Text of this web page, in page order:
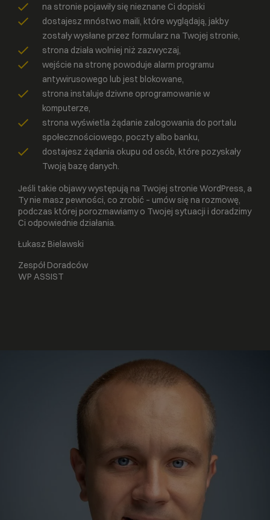
na stronie pojawiły się nieznane Ci dopiski
dostajesz mnóstwo maili, które wyglądają, jakby
zostały wysłane przez formularz na Twojej stronie,
strona działa wolniej niż zazwyczaj,
wejście na stronę powoduje alarm programu
antywirusowego lub jest blokowane,
strona instaluje dziwne oprogramowanie w
komputerze,
strona wyświetla żądanie zalogowania do portalu
społecznościowego, poczty albo banku,
dostajesz żądania okupu od osób, które pozyskały
Twoją bazę danych.
Jeśli takie objawy występują na Twojej stronie WordPress, a
Ty nie masz pewności, co zrobić – umów się na rozmowę,
podczas której porozmawiamy o Twojej sytuacji i doradzimy
Ci odpowiednie działania.
Łukasz Bielawski
Zespół Doradców
WP ASSIST